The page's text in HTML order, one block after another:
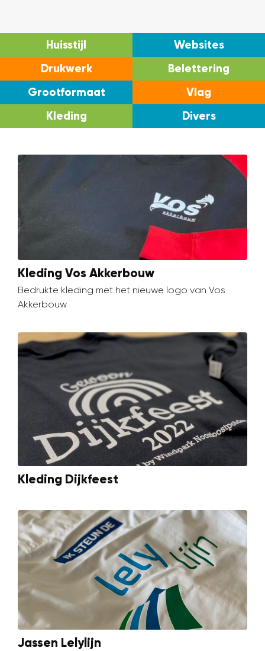
Huisstijl
Websites
Drukwerk
Belettering
Grootformaat
Vlag
Kleding
Divers
Kleding Vos Akkerbouw
Bedrukte kleding met het nieuwe logo van Vos
Akkerbouw
Kleding Dijkfeest
Jassen Lelylijn